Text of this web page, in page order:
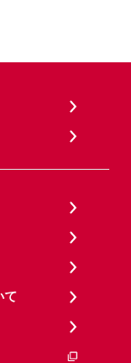
て